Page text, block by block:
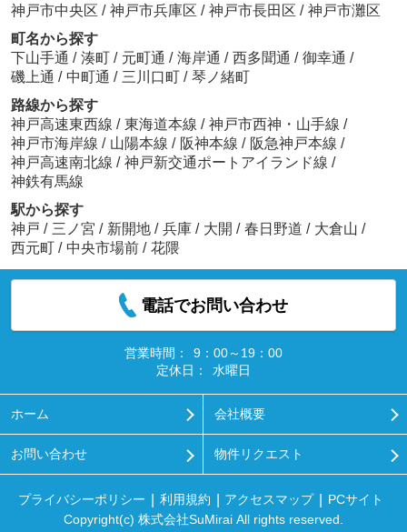
神戸市中央区 / 神戸市兵庫区 / 神戸市長田区 / 神戸市灘区
町名から探す
下山手通 / 湊町 / 元町通 / 海岸通 / 西多聞通 / 御幸通 /
磯上通 / 中町通 / 三川口町 / 琴ノ緒町
路線から探す
神戸高速東西線 / 東海道本線 / 神戸市西神・山手線 /
神戸市海岸線 / 山陽本線 / 阪神本線 / 阪急神戸本線 /
神戸高速南北線 / 神戸新交通ポートアイランド線 /
神鉄有馬線
駅から探す
神戸 / 三ノ宮 / 新開地 / 兵庫 / 大開 / 春日野道 / 大倉山 /
西元町
/ 中央市場前 / 花隈
電話でお問い合わせ
営業時間：
9：00～19：00
定休日：
水曜日
ホーム 会社概要
お問い合わせ 物件リクエスト
プライバシーポリシー 利用規約 アクセスマップ
PCサイト
Copyright(c) 株式会社SuMirai All rights reserved.